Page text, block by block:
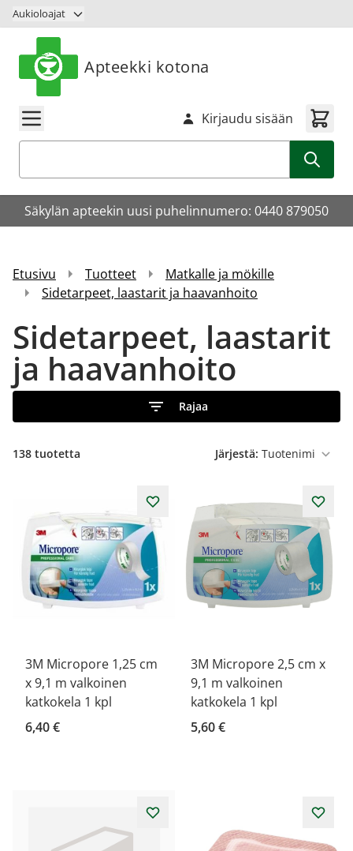
Siirry sisältöön
Aukioloajat
Apteekki kotona
Kirjaudu sisään
Säkylän apteekin uusi puhelinnumero: 0440 879050
Etusivu Tuotteet
Matkalle ja mökille
Sidetarpeet, laastarit ja haavanhoito
Sidetarpeet, laastarit
ja haavanhoito
Rajaa
138 tuotetta Järjestä:
3M Micropore 1,25 cm
x 9,1 m valkoinen
katkokela 1 kpl
6,40 €
3M Micropore 2,5 cm x
9,1 m valkoinen
katkokela 1 kpl
5,60 €